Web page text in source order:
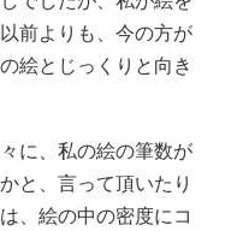
前よりも、今の方が
絵とじっくりと向き
に、私の絵の筆数が
と、言って頂いたり
、絵の中の密度にコ